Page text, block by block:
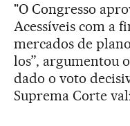
"O Congresso
Acessíveis com a
mercados de
los”, argumentou
dado o voto
Suprema Corte